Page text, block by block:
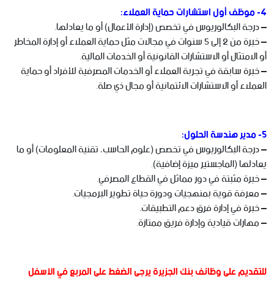
4- موظف أول استشارات حماية العملاء:
– درجة البكالوريوس في تخصص (إدارة الأعمال) أو ما يعادلها.
– خبرة من 2 إلى 5 سنوات في مجالات مثل حماية العملاء أو إدارة المخاطر
أو الامتثال أو الاستشارات القانونية أو الخدمات المالية.
– خبرة سابقة في تجربة العملاء أو الخدمات المصرفية للأفراد أو حماية
العملاء أو الاستشارات الائتمانية أو مجال ذي صلة.
5- مدير هندسة الحلول:
– درجة البكالوريوس في تخصص (علوم الحاسب، تقنية المعلومات) أو ما
يعادلها (الماجستير ميزة إضافية).
– خبرة مثبتة في دور مماثل في القطاع المصرفي.
– معرفة قوية بمنهجيات ودورة حياة تطوير البرمجيات.
– خبرة في إدارة فرق دعم التطبيقات.
– مهارات قيادية وإدارة فريق ممتازة.
للتقديم على وظائف بنك الجزيرة يرجى الضغط على المربع في الأسفل